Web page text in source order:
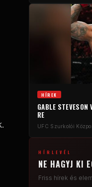
HÍREK
GABLE
RE
UFC Szurkolói
HÍRLEVÉL
NE HAGYJ KI
Friss hírek és